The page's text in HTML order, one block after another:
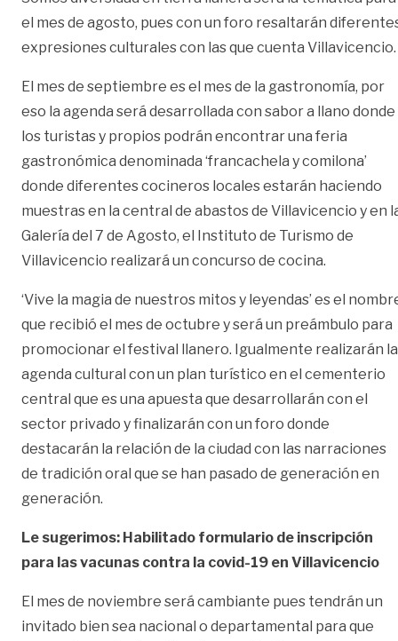
el mes de agosto, pues con un foro resaltarán
expresiones culturales con las que cuenta Villavicencio.
El mes de septiembre es el mes de la gastronomía, por
eso la agenda será desarrollada con sabor a llano donde
los turistas y propios podrán encontrar una feria
gastronómica denominada ‘francachela y comilona’
donde diferentes cocineros locales estarán haciendo
muestras en la central de abastos de Villavicencio y en
Galería del 7 de Agosto, el Instituto de Turismo de
Villavicencio realizará un concurso de cocina.
‘Vive la magia de nuestros mitos y leyendas’ es el
que recibió el mes de octubre y será un preámbulo para
promocionar el festival llanero. Igualmente realizarán la
agenda cultural con un plan turístico en el cementerio
central que es una apuesta que desarrollarán con el
sector privado y finalizarán con un foro donde
destacarán la relación de la ciudad con las narraciones
de tradición oral que se han pasado de generación en
generación.
Le sugerimos: Habilitado formulario de inscripción
para las vacunas contra la covid-19 en Villavicencio
El mes de noviembre será cambiante pues tendrán un
invitado bien sea nacional o departamental para que